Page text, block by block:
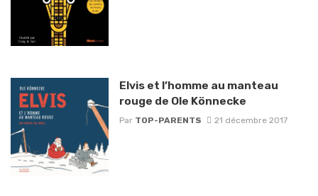
Elvis et l’homme au manteau
rouge de Ole Könnecke
Par TOP-PARENTS 21 décembre 2017